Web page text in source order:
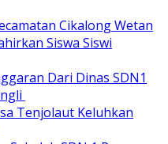
Cikalong Wetan
Siswa Siswi
Dari Dinas SDN1
Tenjolaut Keluhkan